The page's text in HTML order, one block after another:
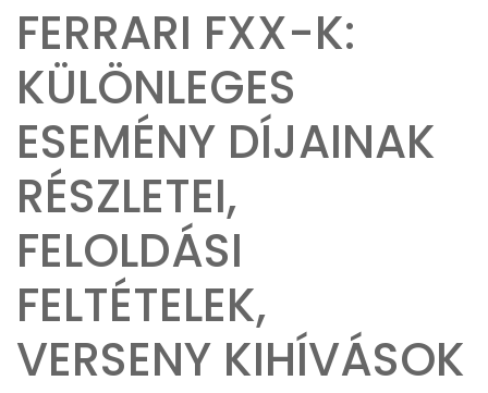
FERRARI FXX-K:
KÜLÖNLEGES
ESEMÉNY DÍJAINAK
RÉSZLETEI,
FELOLDÁSI
FELTÉTELEK,
VERSENY KIHÍVÁSOK